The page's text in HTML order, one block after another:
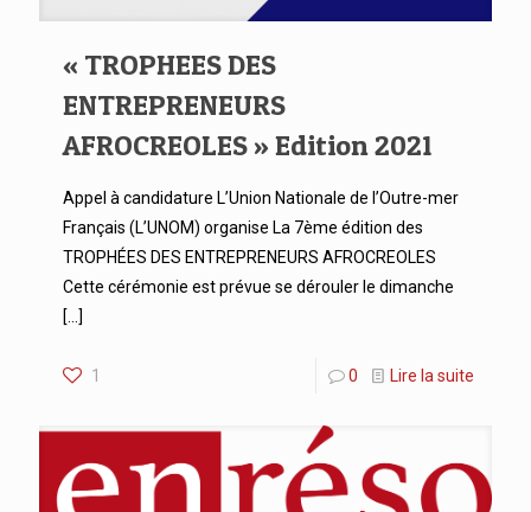
« TROPHEES DES
ENTREPRENEURS
AFROCREOLES » Edition 2021
Appel à candidature L’Union Nationale de l’Outre-mer
Français (L’UNOM) organise La 7ème édition des
TROPHÉES DES ENTREPRENEURS AFROCREOLES
Cette cérémonie est prévue se dérouler le dimanche
[…]
1 0 Lire la suite